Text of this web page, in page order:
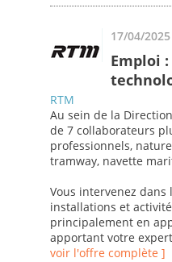
17/04/2025
Emploi
RTM
Au sein de la
de 7 collaborateurs
professionnels,
tramway, navette
Vous intervenez
installations et
principalement en
apportant votre
voir l'offre complète ]